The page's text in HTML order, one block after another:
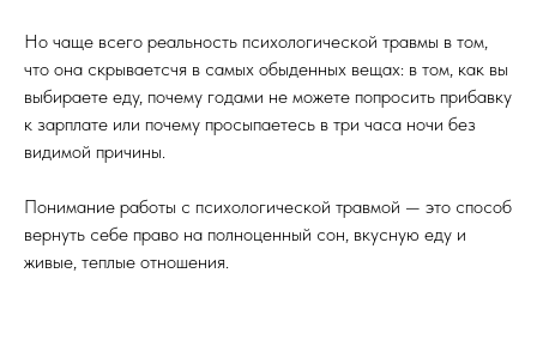
Но чаще всего реальность психологической травмы в том,
что она скрываетсчя в самых обыденных вещах: в том, как вы
выбираете еду, почему годами не можете попросить прибавку
к зарплате или почему просыпаетесь в три часа ночи без
видимой причины.
Понимание работы с психологической травмой — это способ
вернуть себе право на полноценный сон, вкусную еду и
живые, теплые отношения.